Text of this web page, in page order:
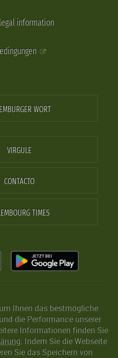
information
WORT
VIRGULE
CONTACTO
TIMES
Ihnen das bestmögliche
die Performance unserer
Informationen finden Sie
. Indem Sie die Webseite
Sie das Speichern von